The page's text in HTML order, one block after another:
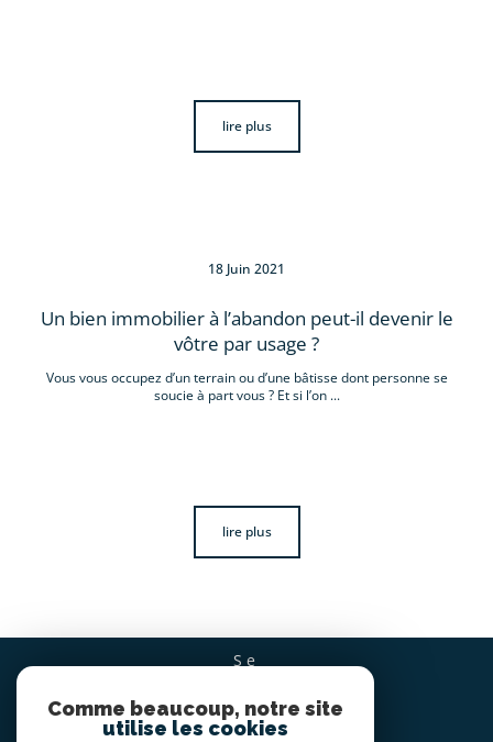
lire plus
18 Juin 2021
Un bien immobilier à l’abandon peut-il devenir le
vôtre par usage ?
Vous vous occupez d’un terrain ou d’une bâtisse dont personne se
soucie à part vous ? Et si l’on ...
lire plus
se
espace propriétaire
Comme beaucoup, notre site
utilise les cookies